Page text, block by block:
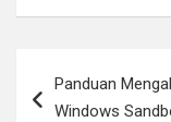
navigation
Panduan
Windows